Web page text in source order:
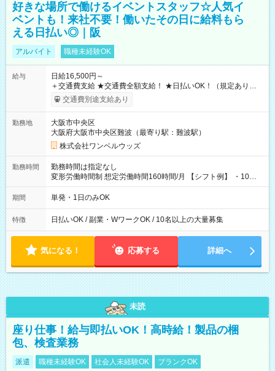
好きな場所で働けるイベントスタッフ☆人気イ
ベントも！来社不要！働いたその日に給料もら
える日払い◎｜阪
アルバイト 職種未経験OK
給与
日給16,500円～
＋交通費支給 ★交通費全額支給！ ★日払いOK！（規定あり） ┗
働いたその日に現金GET♪ お仕事後はコンビニATMから 日払
交通費別途支給あり
勤務地
大阪市中央区
大阪府大阪市中央区難波（最寄り駅：難波駅）
株式会社ワンベルウッズ
勤務時間
勤務時間は指定なし
変形労働時間制 想定労働時間160時間/月 【シフト例】 ・10：
00～20：00
期間 単発・1日のみOK
特徴 日払いOK / 副業・WワークOK / 10名以上の大量募集
気になる！ 応募する 詳細へ
未読
座り仕事！給与即払いOK！高時給！製品の梱
包、検査業務
派遣 職種未経験OK 社会人未経験OK
ブランクOK